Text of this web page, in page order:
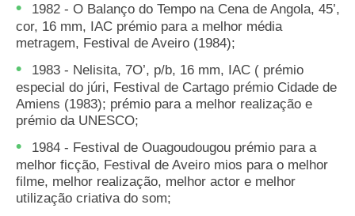
1982 - O Balanço do Tempo na Cena de Angola, 45’,
cor, 16 mm, IAC prémio para a melhor média
metragem, Festival de Aveiro (1984);
1983 - Nelisita, 7O’, p/b, 16 mm, IAC ( prémio
especial do júri, Festival de Cartago prémio Cidade de
Amiens (1983); prémio para a melhor realização e
prémio da UNESCO;
1984 - Festival de Ouagoudougou prémio para a
melhor ficção, Festival de Aveiro mios para o melhor
filme, melhor realização, melhor actor e melhor
utilização criativa do som;